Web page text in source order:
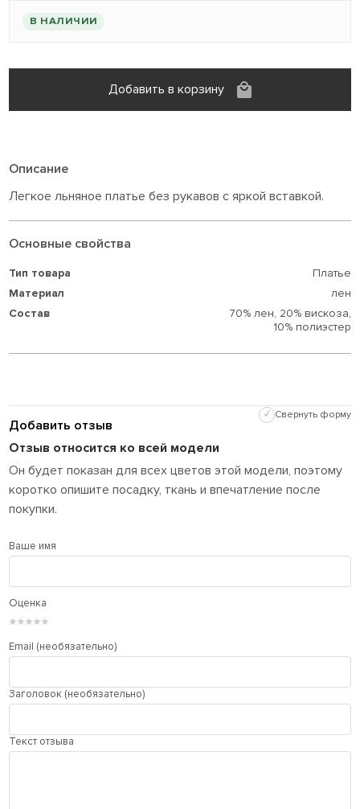
В НАЛИЧИИ
Добавить в корзину
Описание
Легкое льняное платье без рукавов с яркой вставкой.
Основные свойства
Тип товара
Платье
Материал
лен
Состав
70% лен, 20% вискоза,
10% полиэстер
Добавить отзыв
✓ Свернуть форму
Отзыв относится ко всей модели
Он будет показан для всех цветов этой модели, поэтому
коротко опишите посадку, ткань и впечатление после
покупки.
Ваше имя
Оценка
★
★
★
★
★
Email (необязательно)
Заголовок (необязательно)
Текст отзыва